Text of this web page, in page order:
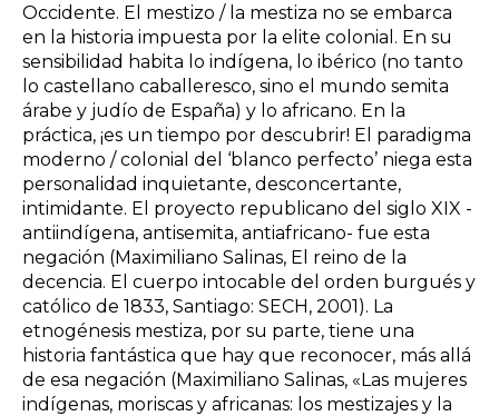
Occidente. El mestizo / la mestiza no se embarca
en la historia impuesta por la elite colonial. En su
sensibilidad habita lo indígena, lo ibérico (no tanto
lo castellano caballeresco, sino el mundo semita
árabe y judío de España) y lo africano. En la
práctica, ¡es un tiempo por descubrir! El paradigma
moderno / colonial del ‘blanco perfecto’ niega esta
personalidad inquietante, desconcertante,
intimidante. El proyecto republicano del siglo XIX -
antiindígena, antisemita, antiafricano- fue esta
negación (Maximiliano Salinas, El reino de la
decencia. El cuerpo intocable del orden burgués y
católico de 1833, Santiago: SECH, 2001). La
etnogénesis mestiza, por su parte, tiene una
historia fantástica que hay que reconocer, más allá
de esa negación (Maximiliano Salinas, «Las mujeres
indígenas, moriscas y africanas: los mestizajes y la